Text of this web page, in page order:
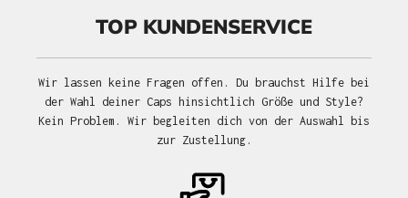
TOP KUNDENSERVICE
Wir lassen keine Fragen offen. Du brauchst Hilfe bei
der Wahl deiner Caps hinsichtlich Größe und Style?
Kein Problem. Wir begleiten dich von der Auswahl bis
zur Zustellung.